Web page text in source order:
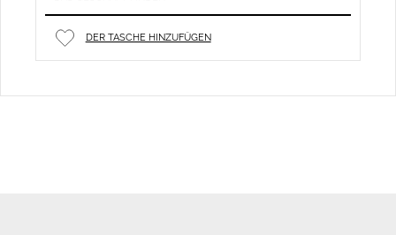
DER TASCHE HINZUFÜGEN